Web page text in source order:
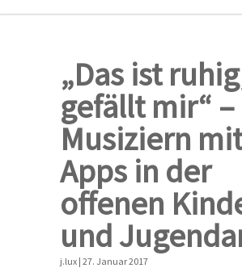
„Das ist
gefällt mir“ –
Musiziern mit
Apps in der
offenen
und
j.lux | 27. Januar 2017